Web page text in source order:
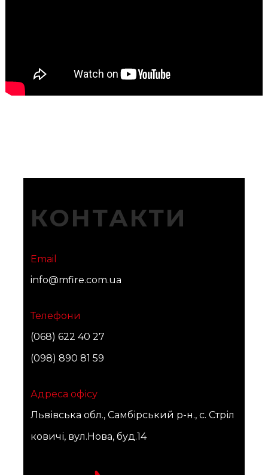
КОНТАКТИ
Email
info@mfire.com.ua
Телефони
(068) 622 40 27
(098) 890 81 59
Адреса офісу
Львівська обл., Самбірський р-н., с. Стріл
ковичі, вул.Нова, буд.14